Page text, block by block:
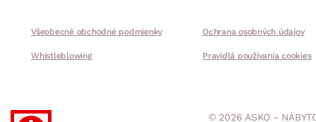
Všeobecné obchodné podmienky Ochrana osobných údajov
Whistleblowing Pravidlá používania cookies
© 2026 ASKO -